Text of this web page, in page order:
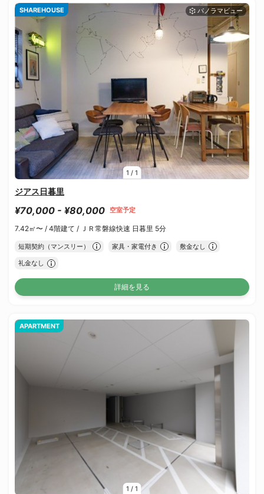
1 / 1
SHAREHOUSE
ジアス日暮里
¥70,000 - ¥80,000 空室予定
7.42㎡〜 / 4階建て / ＪＲ常磐線快速 日暮里 5分
短期契約（マンスリー） 家具・家電付き 敷金なし
礼金なし
詳細を見る
1 / 1
APARTMENT